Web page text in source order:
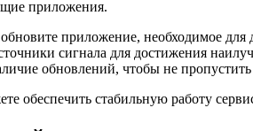
приложения.
приложение, необходимое для
сигнала для достижения
обновлений, чтобы не
обеспечить стабильную работу